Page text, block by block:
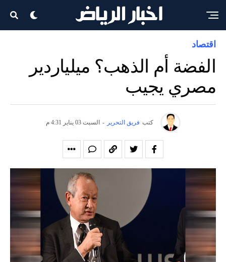
اقتصاد
الفضة أم الذهب؟ ميلياردير
مصري يجيب
كتب فريق التحرير - السبت 03 يناير 4:31 م